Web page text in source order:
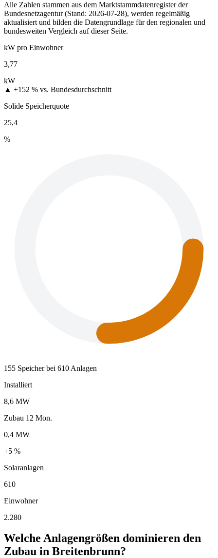
Alle Zahlen stammen aus dem Marktstammdatenregister der
Bundesnetzagentur (Stand: 2026-07-28), werden regelmäßig
aktualisiert und bilden die Datengrundlage für den regionalen und
bundesweiten Vergleich auf dieser Seite.
kW pro Einwohner
3,77
kW
▲ +152 % vs. Bundesdurchschnitt
Solide Speicherquote
25,4
%
155 Speicher bei 610 Anlagen
Installiert
8,6 MW
Zubau 12 Mon.
0,4 MW
+5 %
Solaranlagen
610
Einwohner
2.280
Welche Anlagengrößen dominieren den
Zubau in Breitenbrunn?